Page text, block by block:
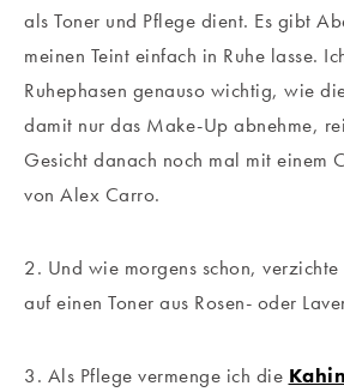
als Toner und Pflege dient. Es gibt
meinen Teint einfach in Ruhe lasse.
Ruhephasen genauso wichtig, wie
damit nur das Make-Up abnehme,
Gesicht danach noch mal mit einem
von Alex Carro.
2. Und wie morgens schon,
auf einen Toner aus Rosen- oder
3. Als Pflege vermenge ich die